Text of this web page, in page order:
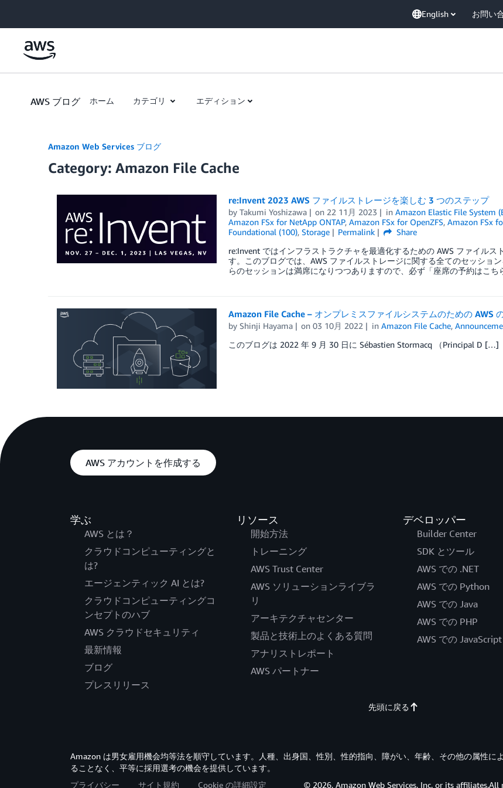
English お問い
AWS ブログ ホーム カテゴリ エディション
Amazon Web Services ブログ
Category: Amazon File Cache
re:Invent 2023 AWS ファイルストレージを楽しむ 3 つのステップ
by Takumi Yoshizawa on 22 11月 2023 inAmazon Elastic File System
Amazon FSx for NetApp ONTAP, Amazon FSx for OpenZFS, Amazon FSx
Foundational (100), Storage Permalink
Share
re:Invent ではインフラストラクチャを最適化するための AWS ファイル
す。このブログでは、AWS ファイルストレージに関する全てのセッショ
らのセッションは満席になりつつありますので、必ず「座席の予約はこ
Amazon File Cache – オンプレミスファイルシステムのための AWS
by Shinji Hayama on03 10月 2022 inAmazon File Cache,
このブログは 2022 年 9 月 30 日に Sébastien Stormacq （Principal D […]
AWS アカウントを作成する
学ぶ
AWS とは？
クラウドコンピューティングと
は?
エージェンティック AI とは?
クラウドコンピューティングコ
ンセプトのハブ
AWS クラウドセキュリティ
最新情報
ブログ
プレスリリース
リソース
開始方法
トレーニング
AWS Trust Center
AWS ソリューションライブラ
リ
アーキテクチャセンター
製品と技術上のよくある質問
アナリストレポート
AWS パートナー
デベロッパー
Builder Center
SDK とツール
AWS での .NET
AWS での Python
AWS での Java
AWS での PHP
AWS での JavaScript
先頭に戻る
Amazon は男女雇用機会均等法を順守しています。人種、出身国、性別、性的指向、障がい、年齢、その他の属性に
ることなく、平等に採用選考の機会を提供しています。
プライバシー
サイト規約 Cookie の詳細設定 © 2026, Amazon Web Services, Inc. or its affiliates.All